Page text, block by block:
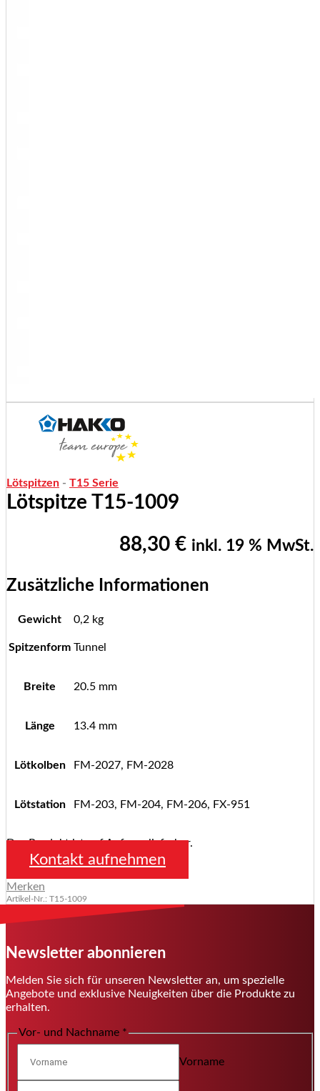
Lötspitzen - T15 Serie
Lötspitze T15-1009
88,30 € inkl. 19 % MwSt.
Zusätzliche Informationen
Gewicht 0,2 kg
Spitzenform Tunnel
Breite 20.5 mm
Länge 13.4 mm
Lötkolben FM-2027, FM-2028
Lötstation FM-203, FM-204, FM-206, FX-951
Das Produkt ist auf Anfrage lieferbar.
Kontakt aufnehmen
Merken
Artikel-Nr.: T15-1009
Newsletter abonnieren
Melden Sie sich für unseren Newsletter an, um spezielle
Angebote und exklusive Neuigkeiten über die Produkte zu
erhalten.
Vor- und Nachname *
Vorname